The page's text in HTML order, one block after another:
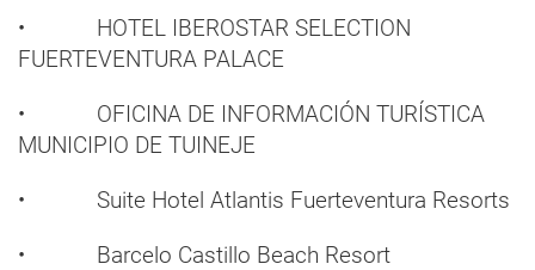
• HOTEL IBEROSTAR SELECTION
FUERTEVENTURA PALACE
• OFICINA DE INFORMACIÓN TURÍSTICA
MUNICIPIO DE TUINEJE
• Suite Hotel Atlantis Fuerteventura Resorts
• Barcelo Castillo Beach Resort